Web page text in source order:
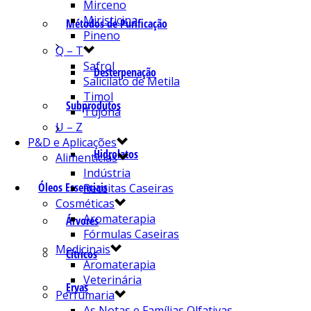
Métodos de Purificação
Desterpenação
Subprodutos
Hidrolatos
Óleos Essenciais
Árvores
Cítricos
Ervas
Mirceno
Miristicina
Pineno
Q – T
Safrol
Salicilato de Metila
Timol
Tujona
U – Z
P&D e Aplicações
Alimentícias
Indústria
Receitas Caseiras
Cosméticas
Aromaterapia
Fórmulas Caseiras
Medicinais
Aromaterapia
Veterinária
Perfumaria